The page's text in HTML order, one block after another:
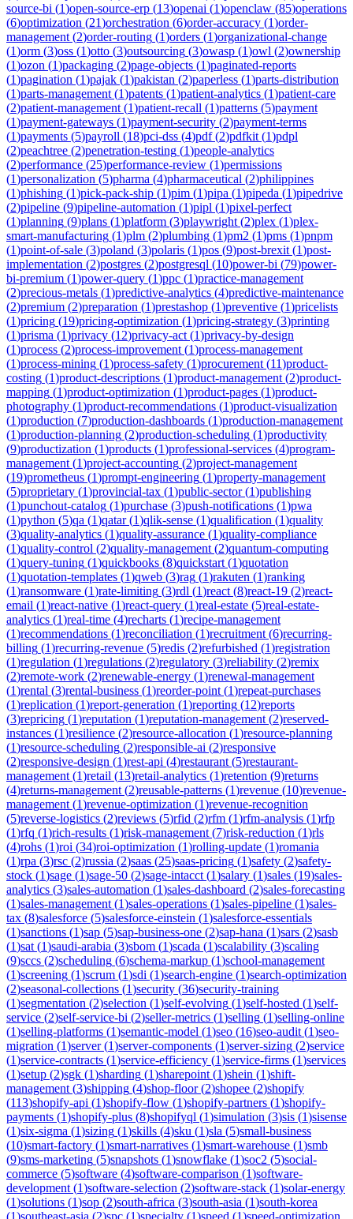
source-bi (1)open-source-erp (13)openai (1)openclaw (85)operations
(6)optimization (21)orchestration (6)order-accuracy (1)order-
management (2)order-routing (1)orders (1)organizational-change
(1)orm (3)oss (1)otto (3)outsourcing (3)owasp (1)owl (2)ownership
(1)ozon (1)packaging (2)page-objects (1)paginated-reports
(1)pagination (1)pajak (1)pakistan (2)paperless (1)parts-distribution
(1)parts-management (1)patents (1)patient-analytics (1)patient-care
(2)patient-management (1)patient-recall (1)patterns (5)payment
(1)payment-gateways (1)payment-security (2)payment-terms
(1)payments (5)payroll (18)pci-dss (4)pdf(2)pdfkit (1)pdpl
(2)peachtree (2)penetration-testing (1)people-analytics
(2)performance (25)performance-review (1)permissions
(1)personalization (5)pharma (4)pharmaceutical (2)philippines
(1)phishing (1)pick-pack-ship (1)pim (1)pipa (1)pipeda (1)pipedrive
(2)pipeline (9)pipeline-automation (1)pipl (1)pixel-perfect
(1)planning (9)plans (1)platform (3)playwright (2)plex (1)plex-
smart-manufacturing (1)plm (2)plumbing (1)pm2 (1)pms (1)pnpm
(1)point-of-sale (3)poland (3)polaris (1)pos (9)post-brexit (1)post-
implementation (2)postgres (2)postgresql (10)power-bi (79)power-
bi-premium (1)power-query (1)ppc (1)practice-management
(2)precious-metals (1)predictive-analytics (4)predictive-maintenance
(2)premium (2)preparation (1)prestashop (1)preventive (1)pricelists
(1)pricing (19)pricing-optimization (1)pricing-strategy (3)printing
(1)prisma (1)privacy (12)privacy-act (1)privacy-by-design
(1)process (2)process-improvement (1)process-management
(1)process-mining (1)process-safety (1)procurement (11)product-
costing (1)product-descriptions (1)product-management (2)product-
mapping (1)product-optimization (1)product-pages (1)product-
photography (1)product-recommendations (1)product-visualization
(1)production (7)production-dashboards (1)production-management
(1)production-planning (2)production-scheduling (1)productivity
(9)productization (1)products (1)professional-services (4)program-
management (1)project-accounting (2)project-management
(19)prometheus (1)prompt-engineering (1)property-management
(5)proprietary (1)provincial-tax (1)public-sector(1)publishing
(1)punchout-catalog (1)purchase (3)push-notifications (1)pwa
(1)python (5)qa (1)qatar(1)qlik-sense (1)qualification (1)quality
(3)quality-analytics (1)quality-assurance (1)quality-compliance
(1)quality-control (2)quality-management (2)quantum-computing
(1)query-tuning (1)quickbooks (8)quickstart (1)quotation
(1)quotation-templates (1)qweb (3)rag (1)rakuten (1)ranking
(1)ransomware (1)rate-limiting (3)rdl (1)react (8)react-19 (2)react-
email (1)react-native (1)react-query (1)real-estate (5)real-estate-
analytics (1)real-time (4)recharts (1)recipe-management
(1)recommendations (1)reconciliation (1)recruitment (6)recurring-
billing (1)recurring-revenue (5)redis (2)refurbished (1)registration
(1)regulation (1)regulations (2)regulatory (3)reliability (2)remix
(2)remote-work (2)renewable-energy (1)renewal-management
(1)rental (3)rental-business (1)reorder-point (1)repeat-purchases
(1)replication (1)report-generation (1)reporting (12)reports
(3)repricing (1)reputation (1)reputation-management (2)reserved-
instances (1)resilience (2)resource-allocation (1)resource-planning
(1)resource-scheduling (2)responsible-ai (2)responsive
(2)responsive-design (1)rest-api (4)restaurant (5)restaurant-
management (1)retail (13)retail-analytics (1)retention (9)returns
(4)returns-management (2)reusable-patterns (1)revenue (10)revenue-
management (1)revenue-optimization (1)revenue-recognition
(5)reverse-logistics (2)reviews (5)rfid (2)rfm (1)rfm-analysis (1)rfp
(1)rfq (1)rich-results (1)risk-management (7)risk-reduction (1)rls
(4)rohs (1)roi (34)roi-optimization (1)rolling-update (1)romania
(1)rpa (3)rsc (2)russia (2)saas (25)saas-pricing (1)safety (2)safety-
stock (1)sage (1)sage-50 (2)sage-intacct (1)salary (1)sales (19)sales-
analytics (3)sales-automation (1)sales-dashboard (2)sales-forecasting
(1)sales-management (1)sales-operations (1)sales-pipeline (1)sales-
tax (8)salesforce (5)salesforce-einstein (1)salesforce-essentials
(1)sanctions (1)sap (5)sap-business-one (2)sap-hana (1)sars (2)sasb
(1)sat (1)saudi-arabia (3)sbom (1)scada (1)scalability (3)scaling
(9)sccs (2)scheduling (6)schema-markup (1)school-management
(1)screening (1)scrum (1)sdi (1)search-engine (1)search-optimization
(2)seasonal-collections (1)security (36)security-training
(1)segmentation (2)selection (1)self-evolving (1)self-hosted (1)self-
service (2)self-service-bi (2)seller-metrics (1)selling (1)selling-online
(1)selling-platforms (1)semantic-model (1)seo (16)seo-audit (1)seo-
migration (1)server(1)server-components (1)server-sizing (2)service
(1)service-contracts (1)service-efficiency (1)service-firms (1)services
(1)setup (2)sgk (1)sharding (1)sharepoint (1)shein (1)shift-
management (3)shipping (4)shop-floor(2)shopee (2)shopify
(113)shopify-api (1)shopify-flow (1)shopify-partners (1)shopify-
payments (1)shopify-plus (8)shopifyql (1)simulation (3)sis (1)sisense
(1)six-sigma (1)sizing (1)skills (4)sku (1)sla (5)small-business
(10)smart-factory (1)smart-narratives (1)smart-warehouse (1)smb
(9)sms-marketing (5)snapshots (1)snowflake (1)soc2 (5)social-
commerce (5)software (4)software-comparison (1)software-
development (1)software-selection (2)software-stack (1)solar-energy
(1)solutions (1)sop (2)south-africa (3)south-asia (1)south-korea
(1)southeast-asia (2)spc (1)specialty (1)speed (1)speed-optimization